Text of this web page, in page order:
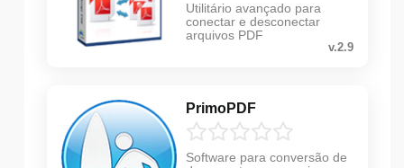
Utilitário avançado para
conectar e desconectar
arquivos PDF
v.2.9
PrimoPDF
Software para conversão de